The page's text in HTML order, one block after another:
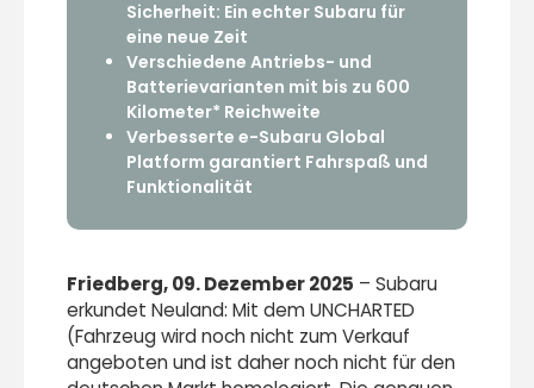
Sicherheit: Ein echter Subaru für
eine neue Zeit
Verschiedene Antriebs- und
Batterievarianten mit bis zu 600
Kilometer* Reichweite
Verbesserte e-Subaru Global
Platform garantiert Fahrspaß und
Funktionalität
Friedberg, 09. Dezember 2025 – Subaru
erkundet Neuland: Mit dem UNCHARTED
(Fahrzeug wird noch nicht zum Verkauf
angeboten und ist daher noch nicht für den